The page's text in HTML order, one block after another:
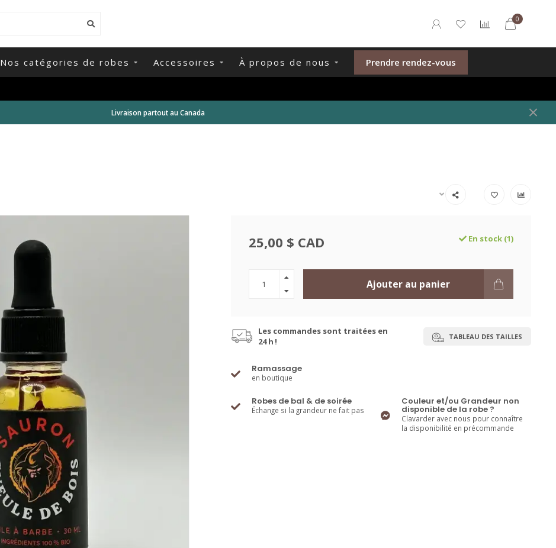
0
Nos catégories de robes Accessoires À propos de nous Prendre rendez-vous
Livraison partout au Canada
25,00 $ CAD En stock (1)
Ajouter au panier
Les commandes sont traitées en
24 h !
TABLEAU DES TAILLES
Ramassage
en boutique
Robes de bal & de soirée
Échange si la grandeur ne fait pas
Couleur et/ou Grandeur non
disponible de la robe ?
Clavarder avec nous pour connaître
la disponibilité en précommande